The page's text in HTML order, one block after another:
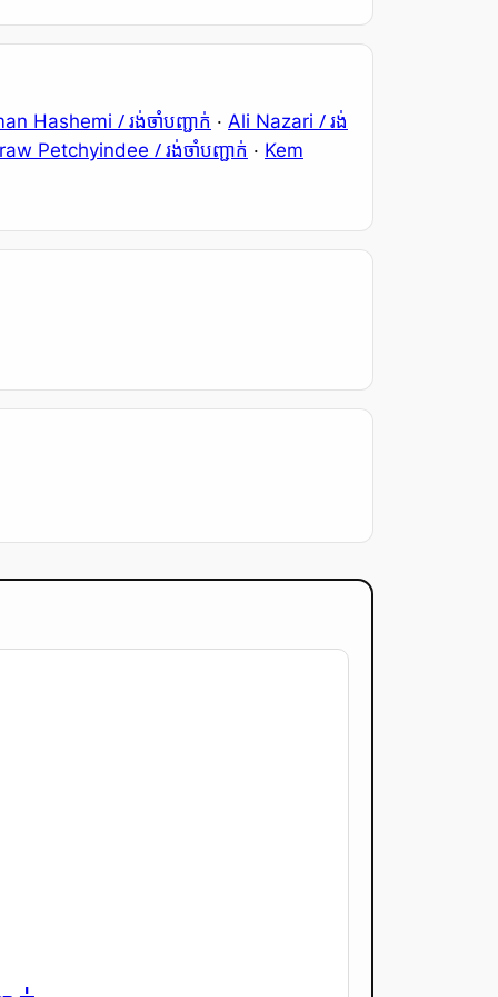
Hashemi / រង់ចាំបញ្ជាក់ · Ali Nazari / រង់
Petchyindee / រង់ចាំបញ្ជាក់ · Kem